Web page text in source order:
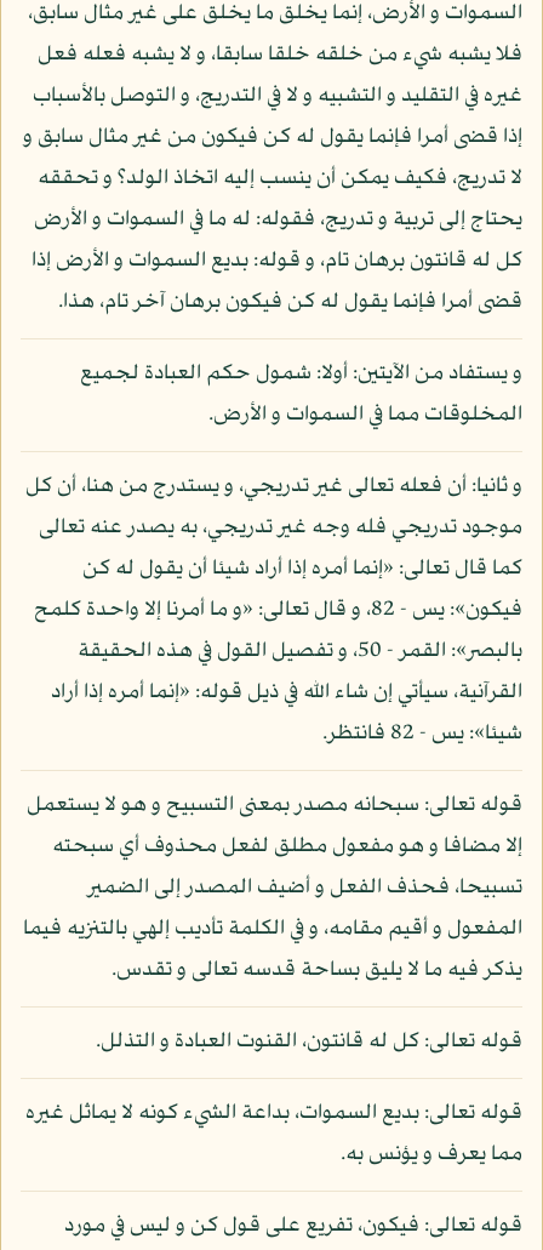
السموات و الأرض، إنما يخلق ما يخلق على غير مثال سابق،
فلا يشبه شيء من خلقه خلقا سابقا، و لا يشبه فعله فعل
غيره في التقليد و التشبيه و لا في التدريج، و التوصل بالأسباب
إذا قضى أمرا فإنما يقول له كن فيكون من غير مثال سابق و
لا تدريج، فكيف يمكن أن ينسب إليه اتخاذ الولد؟ و تحققه
يحتاج إلى تربية و تدريج، فقوله: له ما في السموات و الأرض
كل له قانتون برهان تام، و قوله: بديع السموات و الأرض إذا
قضى أمرا فإنما يقول له كن فيكون برهان آخر تام، هذا.
و يستفاد من الآيتين: أولا: شمول حكم العبادة لجميع
المخلوقات مما في السموات و الأرض.
و ثانيا: أن فعله تعالى غير تدريجي، و يستدرج من هنا، أن كل
موجود تدريجي فله وجه غير تدريجي، به يصدر عنه تعالى
كما قال تعالى: «إنما أمره إذا أراد شيئا أن يقول له كن
فيكون»: يس - 82، و قال تعالى: «و ما أمرنا إلا واحدة كلمح
بالبصر»: القمر - 50، و تفصيل القول في هذه الحقيقة
القرآنية، سيأتي إن شاء الله في ذيل قوله: «إنما أمره إذا أراد
شيئا»: يس - 82 فانتظر.
قوله تعالى: سبحانه مصدر بمعنى التسبيح و هو لا يستعمل
إلا مضافا و هو مفعول مطلق لفعل محذوف أي سبحته
تسبيحا، فحذف الفعل و أضيف المصدر إلى الضمير
المفعول و أقيم مقامه، و في الكلمة تأديب إلهي بالتنزيه فيما
يذكر فيه ما لا يليق بساحة قدسه تعالى و تقدس.
قوله تعالى: كل له قانتون، القنوت العبادة و التذلل.
قوله تعالى: بديع السموات، بداعة الشيء كونه لا يماثل غيره
مما يعرف و يؤنس به.
قوله تعالى: فيكون، تفريع على قول كن و ليس في مورد